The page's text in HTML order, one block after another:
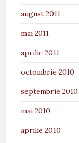
august 2011
mai 2011
aprilie 2011
octombrie 2010
septembrie 2010
mai 2010
aprilie 2010